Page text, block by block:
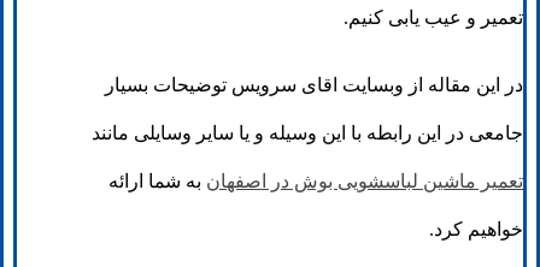
تعمیر و عیب یابی کنیم.
در این مقاله از وبسایت اقای سرویس توضیحات بسیار
جامعی در این رابطه با این وسیله و یا سایر وسایلی مانند
تعمیر ماشین لباسشویی بوش در اصفهان به شما ارائه
خواهیم کرد.